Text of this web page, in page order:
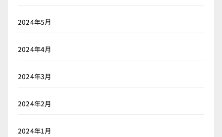
2024年5月
2024年4月
2024年3月
2024年2月
2024年1月